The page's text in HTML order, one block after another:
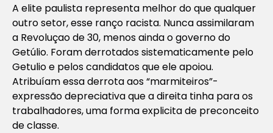
A elite paulista representa melhor do que qualquer
outro setor, esse ranço racista. Nunca assimilaram
a Revoluçao de 30, menos ainda o governo do
Getúlio. Foram derrotados sistematicamente pelo
Getulio e pelos candidatos que ele apoiou.
Atribuíam essa derrota aos “marmiteiros”-
expressão depreciativa que a direita tinha para os
trabalhadores, uma forma explicita de preconceito
de classe.